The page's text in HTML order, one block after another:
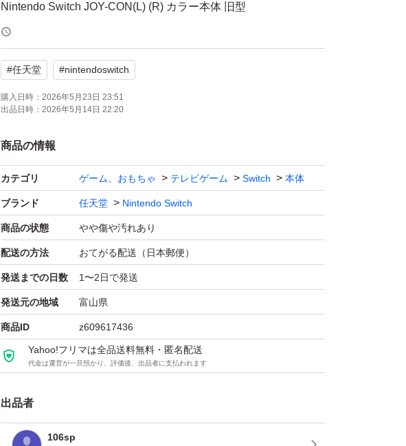
Nintendo Switch JOY-CON(L) (R) カラー本体 旧型
中古品 動作確認済
セット内容 :
・Nintendo Switch本体
・Joy-Con 2つ
・Joy-Conストラップ2つ
・HDMIケーブル、充電器
・Joy-Conグリップ
パッケージ種類 : カラー旧型
画像にあるものが全て、即購入可能です。
(注) 動作確認したソフトは付属しません。
Joy-Con箱と色違い
発送方法はゆうパック発送です。
#任天堂 #nintendoswitch
購入日時： 2026年5月23日 23:51
出品日時： 2026年5月14日 22:20
商品の情報
カテゴリ ゲーム、おもちゃ テレビゲーム Switch 本体
ブランド 任天堂 Nintendo Switch
商品の状態 やや傷や汚れあり
配送の方法 おてがる配送（日本郵便）
発送までの日数 1〜2日で発送
発送元の地域 富山県
商品ID z609617436
Yahoo!フリマは全品送料無料・匿名配送
代金は運営が一旦預かり、評価後、出品者に支払われます
出品者
106sp